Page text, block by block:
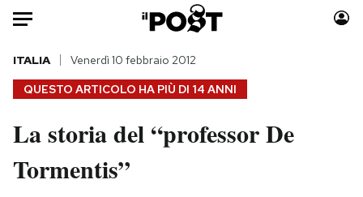
Auto
HOME
Italia
Politica
Moda
QUESTO ARTICOLO HA PIÙ DI 14 ANNI
ITALIA Venerdì 10 febbraio 2012
La storia del “professor De
Tormentis”